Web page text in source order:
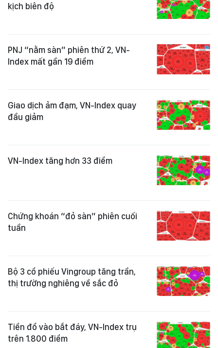
kịch biên độ
PNJ “nằm sàn” phiên thứ 2, VN-
Index mất gần 19 điểm
Giao dịch ảm đạm, VN-Index quay
đầu giảm
VN-Index tăng hơn 33 điểm
Chứng khoán “đỏ sàn” phiên cuối
tuần
Bộ 3 cổ phiếu Vingroup tăng trần,
thị trường nghiêng về sắc đỏ
Tiền đổ vào bắt đáy, VN-Index trụ
trên 1.800 điểm